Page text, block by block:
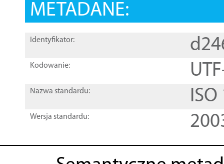
METADANE:
Identyfikator:
Kodowanie:
Nazwa standardu:
Wersja standardu: